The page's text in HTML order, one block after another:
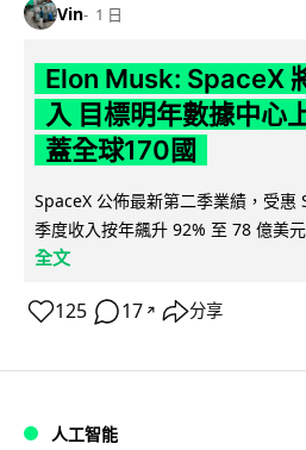
Vin 1 日
Elon Musk: SpaceX
入 目標明年數據中心
蓋全球170國
SpaceX 公佈最新第二季業績，受惠
季度收入按年飆升 92% 至 78 億美
全文
125 17 ↗ 分享
人工智能